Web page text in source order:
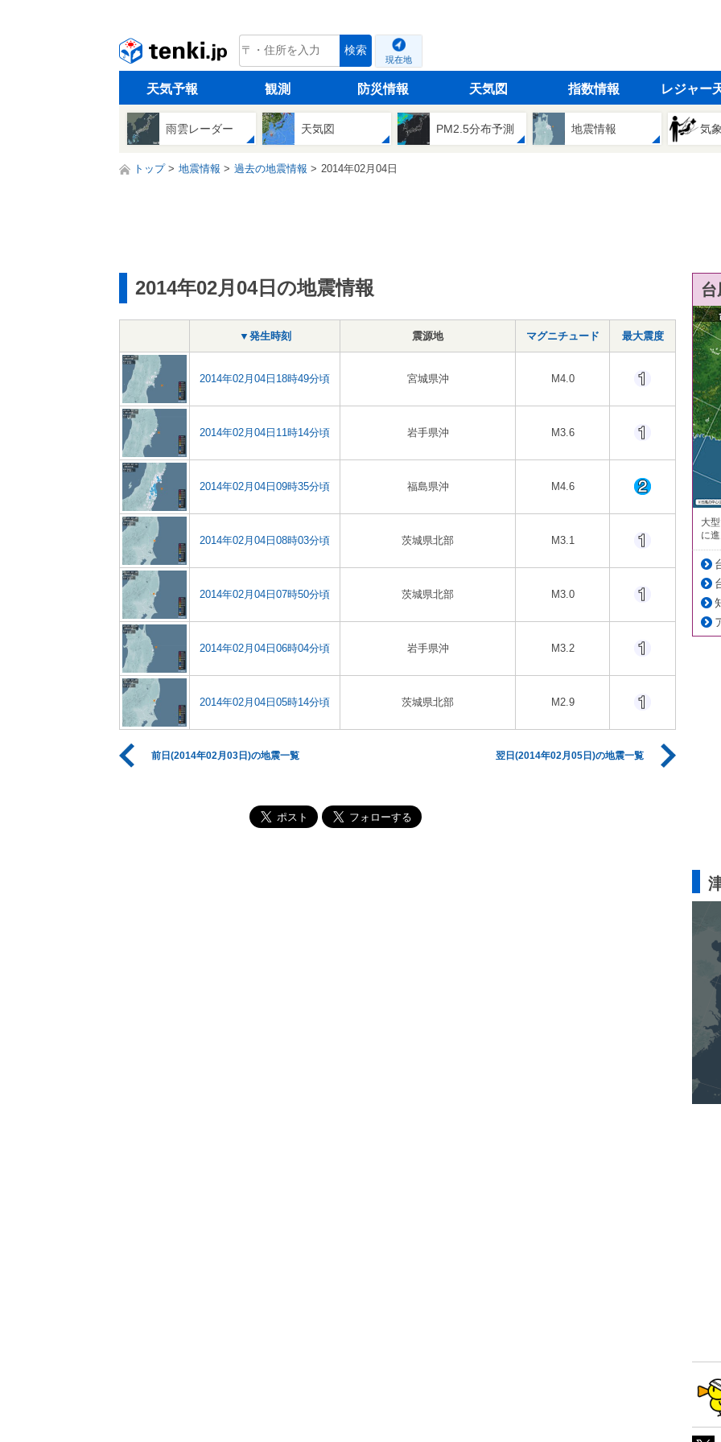
tenki.jp 検索
現在地
天気予報 観測 防災情報 天気図 指数情報 レジャー
雨雲レーダー 天気図 PM2.5分布予測 地震情報 気
トップ 地震情報 過去の地震情報 2014年02月04日
2014年02月04日の地震情報
▼発生時刻 震源地 マグニチュード 最大震度
2014年02月04日18時49分頃 宮城県沖 M4.0
2014年02月04日11時14分頃 岩手県沖 M3.6
2014年02月04日09時35分頃 福島県沖 M4.6
2014年02月04日08時03分頃 茨城県北部 M3.1
2014年02月04日07時50分頃 茨城県北部 M3.0
2014年02月04日06時04分頃 岩手県沖 M3.2
2014年02月04日05時14分頃 茨城県北部 M2.9
前日(2014年02月03日)の地震一覧 翌日(2014年02月05日)の地震一覧
大
に